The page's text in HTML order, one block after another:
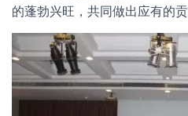
的蓬勃兴旺，共同做出应有的贡